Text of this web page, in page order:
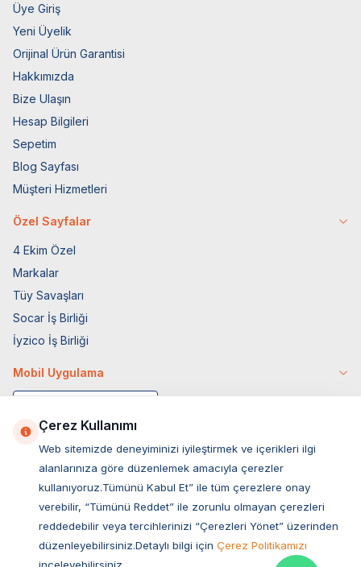
Üye Giriş
Yeni Üyelik
Orijinal Ürün Garantisi
Hakkımızda
Bize Ulaşın
Hesap Bilgileri
Sepetim
Blog Sayfası
Müşteri Hizmetleri
Özel Sayfalar
4 Ekim Özel
Markalar
Tüy Savaşları
Socar İş Birliği
İyzico İş Birliği
Mobil Uygulama
Müşteri Hizmetleri
Çerez Kullanımı
Web sitemizde deneyiminizi iyileştirmek ve içerikleri ilgi
alanlarınıza göre düzenlemek amacıyla çerezler
kullanıyoruz.Tümünü Kabul Et” ile tüm çerezlere onay
verebilir, “Tümünü Reddet” ile zorunlu olmayan çerezleri
reddedebilir veya tercihlerinizi “Çerezleri Yönet” üzerinden
düzenleyebilirsiniz.Detaylı bilgi için Çerez Politikamızı